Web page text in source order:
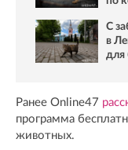
С
в
для
Ранее Online47
программа
животных.